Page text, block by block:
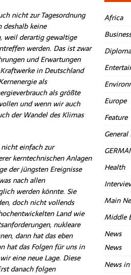
nicht zur Tagesordnung
keine
weil derartig gewaltige
werden. Das ist zwar
und Erwartungen
in Deutschland
als
als größte
und wenn wir auch
der Wandel des Klimas
einfach zur
kerntechnischen Anlagen
der jüngsten Ereignisse
nach allen
werden könnte. Sie
doch nicht vollends
Land wie
nukleare
dann hat das eben
hat das Folgen für uns in
eine neue Lage. Diese
danach folgen
Africa
Europe
Feature
General
Health
Main
Middle
News
News
News